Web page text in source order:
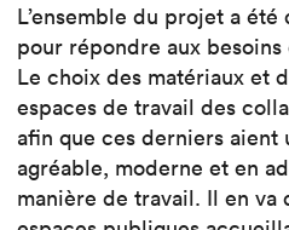
L’ensemble du projet a
pour répondre aux
Le choix des matériaux et
espaces de travail des
afin que ces derniers aient
agréable, moderne et en
manière de travail. Il en va